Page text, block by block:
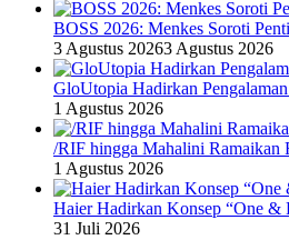
BOSS 2026: Menkes Soroti
3 Agustus 20263 Agustus 2026
GloUtopia Hadirkan
1 Agustus 2026
/RIF hingga Mahalini Ramaikan
1 Agustus 2026
Haier Hadirkan Konsep “One
31 Juli 2026